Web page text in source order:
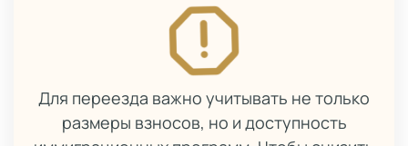
Для переезда важно учитывать не только
размеры взносов, но и доступность